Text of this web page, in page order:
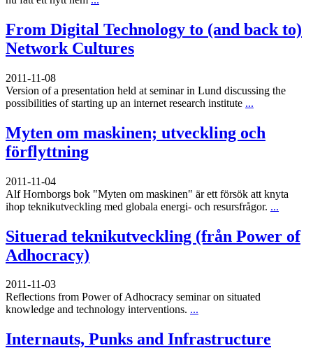
From Digital Technology to (and back to)
Network Cultures
2011-11-08
Version of a presentation held at seminar in Lund discussing the
possibilities of starting up an internet research institute ...
Myten om maskinen; utveckling och
förflyttning
2011-11-04
Alf Hornborgs bok "Myten om maskinen" är ett försök att knyta
ihop teknikutveckling med globala energi- och resursfrågor. ...
Situerad teknikutveckling (från Power of
Adhocracy)
2011-11-03
Reflections from Power of Adhocracy seminar on situated
knowledge and technology interventions. ...
Internauts, Punks and Infrastructure